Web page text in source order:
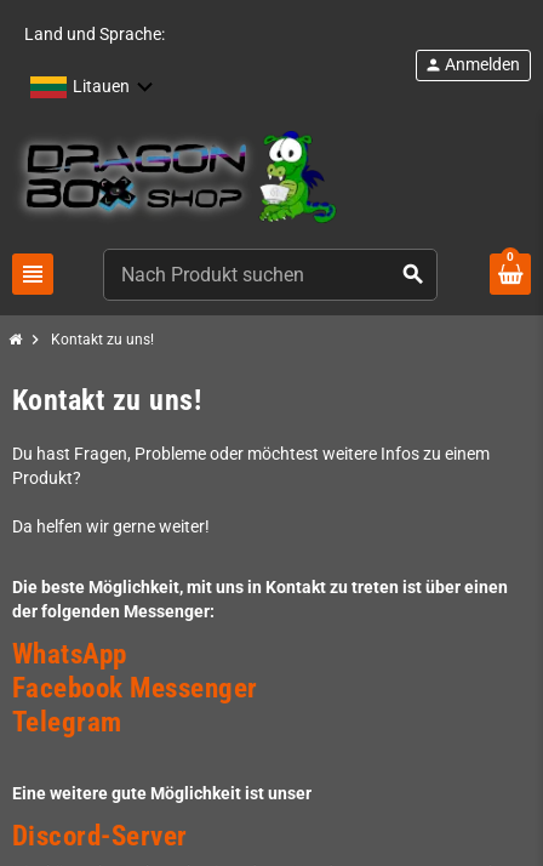
Land und Sprache:
Litauen
view_headline search
person Anmelden
0
chevron_right Kontakt zu uns!
Kontakt zu uns!
Du hast Fragen, Probleme oder möchtest weitere Infos zu einem
Produkt?
Da helfen wir gerne weiter!
Die beste Möglichkeit, mit uns in Kontakt zu treten ist über einen
der folgenden Messenger:
WhatsApp
Facebook Messenger
Telegram
Eine weitere gute Möglichkeit ist unser
Discord-Server